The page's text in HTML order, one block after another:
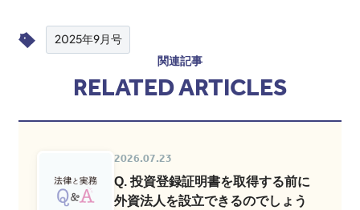
2025年9月号
関連記事
RELATED ARTICLES
2026.07.23
Q. 投資登録証明書を取得する前に
外資法人を設立できるのでしょう